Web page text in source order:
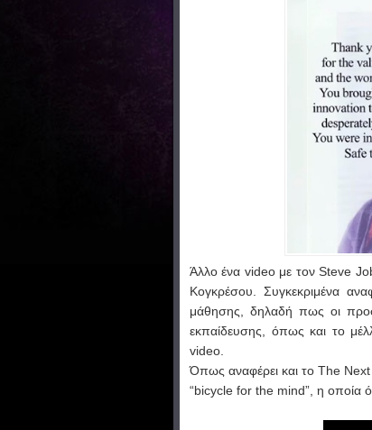
Άλλο ένα video με τον Steve
Κογκρέσου. Συγκεκριμένα
μάθησης, δηλαδή πως οι
εκπαίδευσης, όπως και το
video.
Όπως αναφέρει και το The
“bicycle for the mind”, η οποία